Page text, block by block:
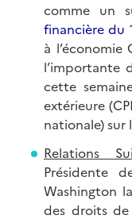
comme un
financière du
à
l’importante
cette
extérieure
nationale) sur
Relations
Présidente
Washington
des droits de